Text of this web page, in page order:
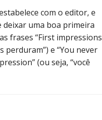
com o editor, e
uma boa primeira
frases “First impressions
perduram”) e “You never
(ou seja, “você